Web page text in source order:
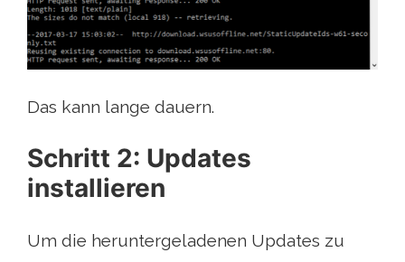
Das kann lange dauern.
Schritt 2: Updates
installieren
Um die heruntergeladenen Updates zu